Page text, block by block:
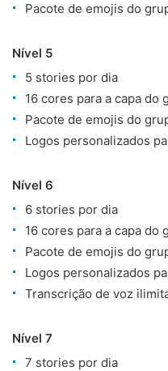
Pacote de emojis do
Nível 5
5 stories por dia
16 cores para a capa do
Pacote de emojis do
Logos personalizados
Nível 6
6 stories por dia
16 cores para a capa do
Pacote de emojis do
Logos personalizados
Transcrição de voz
Nível 7
7 stories por dia